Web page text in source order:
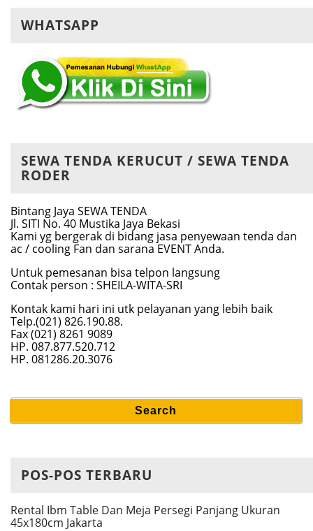
WHATSAPP
SEWA TENDA KERUCUT / SEWA TENDA
RODER
Bintang Jaya SEWA TENDA
Jl. SITI No. 40 Mustika Jaya Bekasi
Kami yg bergerak di bidang jasa penyewaan tenda dan
ac / cooling Fan dan sarana EVENT Anda.
Untuk pemesanan bisa telpon langsung
Contak person : SHEILA-WITA-SRI
Kontak kami hari ini utk pelayanan yang lebih baik
Telp.(021) 826.190.88.
Fax (021) 8261 9089
HP. 087.877.520.712
HP. 081286.20.3076
Search
Search
POS-POS TERBARU
Rental Ibm Table Dan Meja Persegi Panjang Ukuran
45x180cm Jakarta